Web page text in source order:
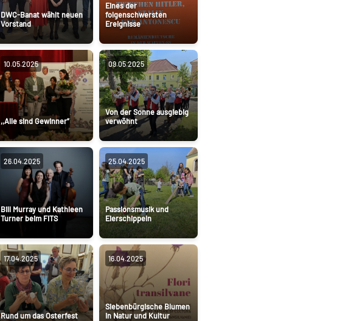
DWC-Banat wählt neuen
Vorstand
Eines der
folgenschwersten
Ereignisse
10.05.2025
,,Alle sind Gewinner”
09.05.2025
Von der Sonne ausgiebig
verwöhnt
26.04.2025
Bill Murray und Kathleen
Turner beim FITS
25.04.2025
Passionsmusik und
Eierschippeln
17.04.2025
Rund um das Osterfest
16.04.2025
Siebenbürgische Blumen
in Natur und Kultur